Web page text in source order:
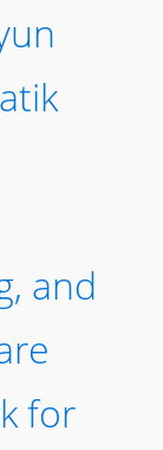
and
for